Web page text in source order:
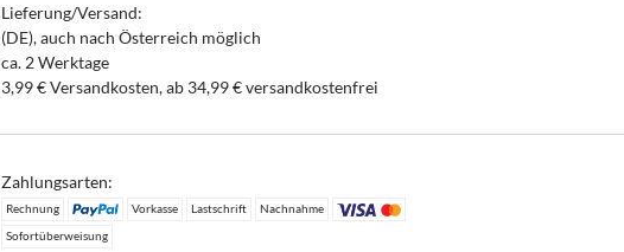
Lieferung/Versand:
(DE), auch nach Österreich möglich
ca. 2 Werktage
3,99 € Versandkosten, ab 34,99 € versandkostenfrei
Zahlungsarten:
Rechnung Vorkasse Lastschrift
Nachnahme
Sofortüberweisung